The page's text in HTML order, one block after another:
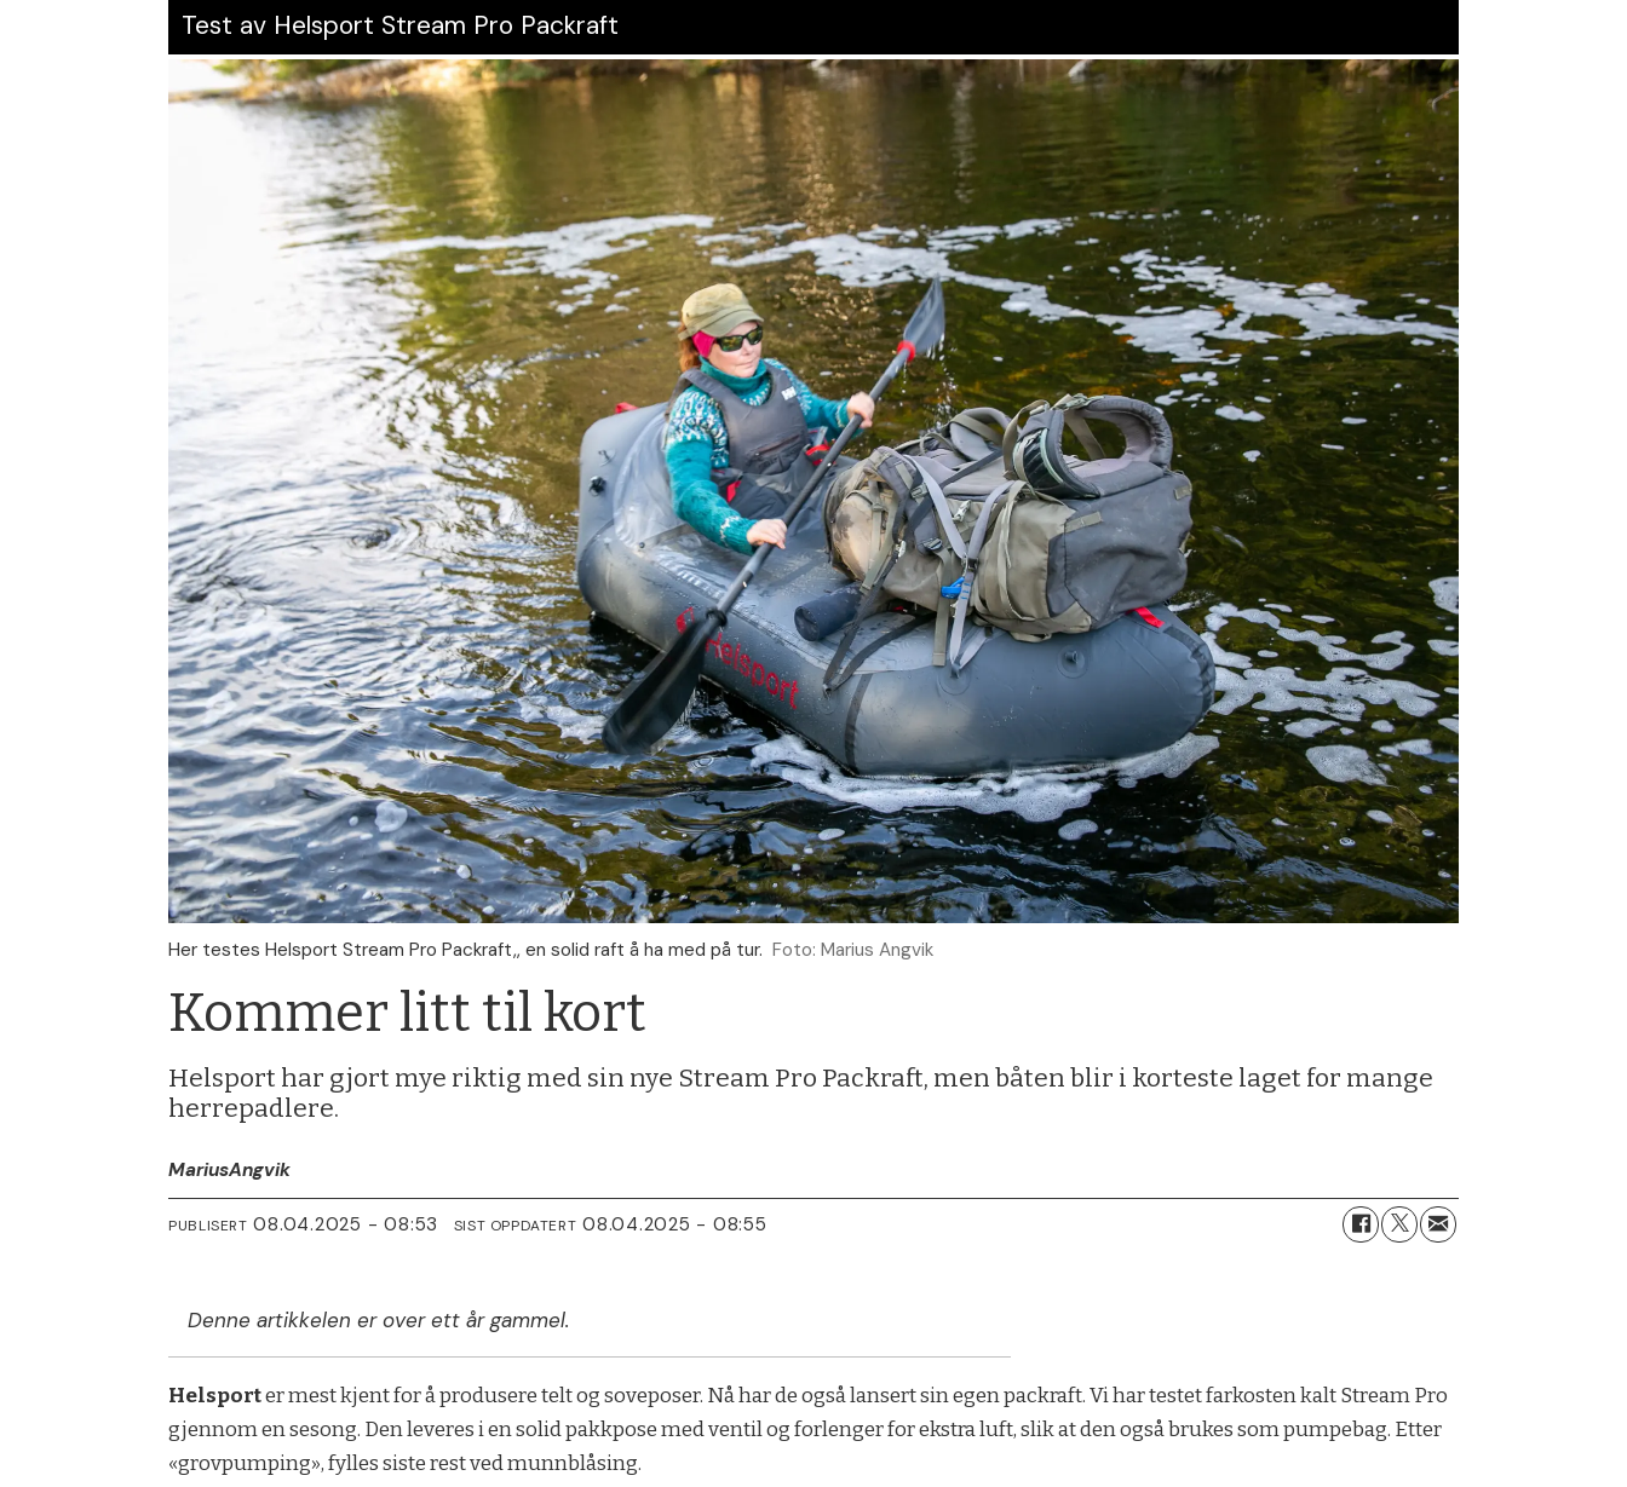
Test av Helsport Stream Pro Packraft
Her testes Helsport Stream Pro Packraft,, en solid raft å ha med på tur. Foto: Marius Angvik
Kommer litt til kort
Helsport har gjort mye riktig med sin nye Stream Pro Packraft, men båten blir i korteste laget for mange
herrepadlere.
MariusAngvik
PUBLISERT 08.04.2025 - 08:53 SIST OPPDATERT 08.04.2025 - 08:55
Denne artikkelen er over ett år gammel.
Helsporter mest kjent for å produsere telt og soveposer. Nå har de også lansert sin egen packraft. Vi har testet farkosten kalt Stream Pro
gjennom en sesong. Den leveres i en solid pakkpose med ventil og forlenger for ekstra luft, slik at den også brukes som pumpebag. Etter
«grovpumping», fylles siste rest ved munnblåsing.